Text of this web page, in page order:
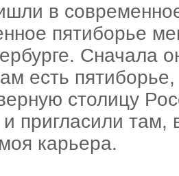
в
пятиборье
Сначала
есть
столицу
пригласили там,
карьера.